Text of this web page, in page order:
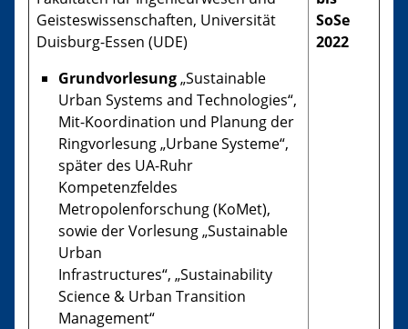
Geisteswissenschaften, Universität
Duisburg-Essen (UDE)
Grundvorlesung„Sustainable
Urban Systems and Technologies“,
Mit-Koordination und Planung der
Ringvorlesung „Urbane Systeme“,
später des UA-Ruhr
Kompetenzfeldes
Metropolenforschung (KoMet),
sowie der Vorlesung „Sustainable
Urban
Infrastructures“, „Sustainability
Science & Urban Transition
Management“
SoSe
2022